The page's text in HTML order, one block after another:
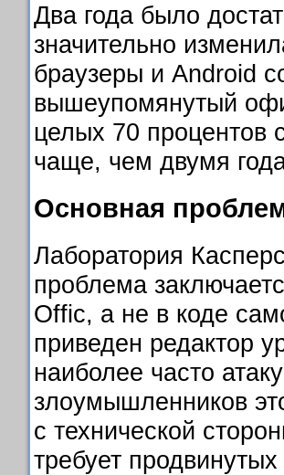
Два года было
значительно
браузеры и Android
вышеупомянутый
целых 70 процентов
чаще, чем двумя
Основная
Лаборатория
проблема
Offic, а не в коде
приведен редактор
наиболее часто
злоумышленников
с технической
требует